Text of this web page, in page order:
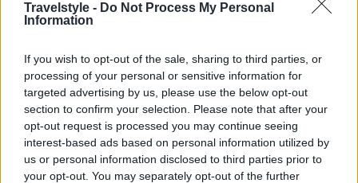
Travelstyle - Do Not Process My Personal
Information
If you wish to opt-out of the sale, sharing to third parties, or
processing of your personal or sensitive information for
targeted advertising by us, please use the below opt-out
section to confirm your selection. Please note that after your
opt-out request is processed you may continue seeing
interest-based ads based on personal information utilized by
us or personal information disclosed to third parties prior to
your opt-out. You may separately opt-out of the further
Πετάμε πάνω από την Βραυρώνα Αττικής, νότια της
αποτελούσε πόλο έλξης, γι’ αυτό και
κατασκευάστηκε εκεί ο Ναός της Αρτέμιδας.
Απολαύστε την εναέρια πτήση πάνω από την
παραλία Μικρή Χαμολιά στο Πόρτο Ράφτη: